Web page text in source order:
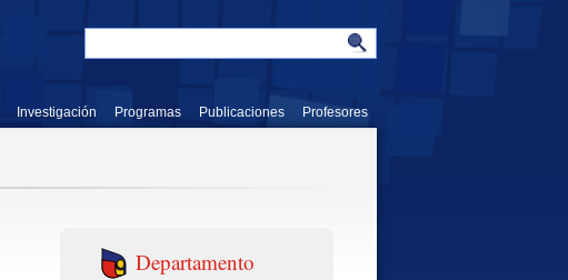
Investigación Programas Publicaciones Profesores
Departamento